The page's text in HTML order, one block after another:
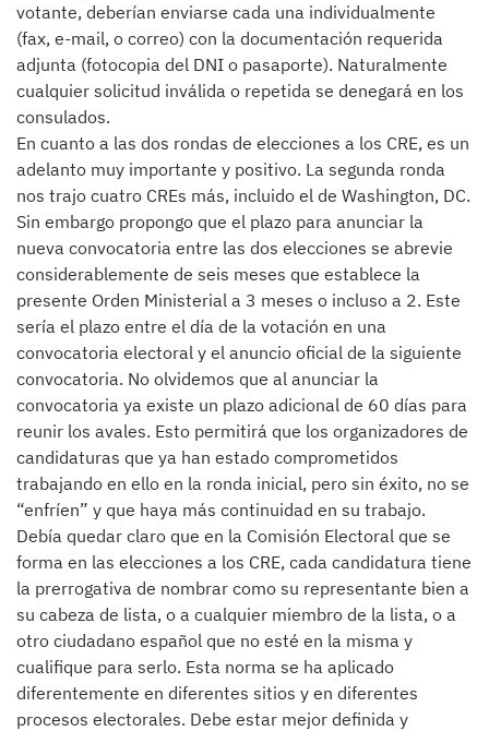
votante, deberían enviarse cada una individualmente
(fax, e-mail, o correo) con la documentación requerida
adjunta (fotocopia del DNI o pasaporte). Naturalmente
cualquier solicitud inválida o repetida se denegará en los
consulados.
En cuanto a las dos rondas de elecciones a los CRE, es un
adelanto muy importante y positivo. La segunda ronda
nos trajo cuatro CREs más, incluido el de Washington, DC.
Sin embargo propongo que el plazo para anunciar la
nueva convocatoria entre las dos elecciones se abrevie
considerablemente de seis meses que establece la
presente Orden Ministerial a 3 meses o incluso a 2. Este
sería el plazo entre el día de la votación en una
convocatoria electoral y el anuncio oficial de la siguiente
convocatoria. No olvidemos que al anunciar la
convocatoria ya existe un plazo adicional de 60 días para
reunir los avales. Esto permitirá que los organizadores de
candidaturas que ya han estado comprometidos
trabajando en ello en la ronda inicial, pero sin éxito, no se
“enfríen” y que haya más continuidad en su trabajo.
Debía quedar claro que en la Comisión Electoral que se
forma en las elecciones a los CRE, cada candidatura tiene
la prerrogativa de nombrar como su representante bien a
su cabeza de lista, o a cualquier miembro de la lista, o a
otro ciudadano español que no esté en la misma y
cualifique para serlo. Esta norma se ha aplicado
diferentemente en diferentes sitios y en diferentes
procesos electorales. Debe estar mejor definida y